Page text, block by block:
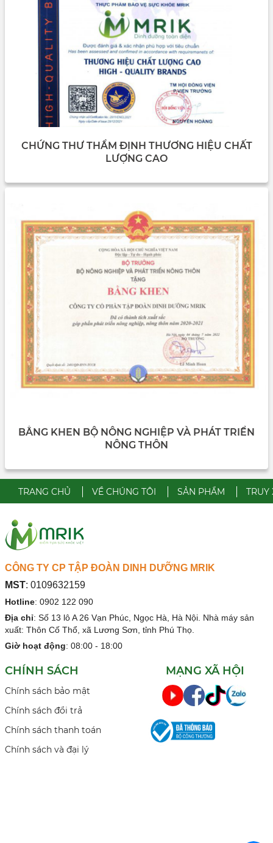
CHỨNG THƯ THẨM ĐỊNH THƯƠNG HIỆU CHẤT
LƯỢNG CAO
BẰNG KHEN BỘ NÔNG NGHIỆP VÀ PHÁT TRIỂN
NÔNG THÔN
TRANG CHỦ VỀ CHÚNG TÔI SẢN PHẨM TRUY
CÔNG TY CP TẬP ĐOÀN DINH DƯỠNG MRIK
MST: 0109632159
Hotline: 0902 122 090
Địa chỉ: Số 13 lô A 26 Vạn Phúc, Ngọc Hà, Hà Nội. Nhà máy sản
xuất: Thôn Cố Thổ, xã Lương Sơn, tỉnh Phú Thọ.
Giờ hoạt động: 08:00 - 18:00
CHÍNH SÁCH
Chính sách bảo mật
Chính sách đổi trả
Chính sách thanh toán
Chính sách và đại lý
MẠNG XÃ HỘI